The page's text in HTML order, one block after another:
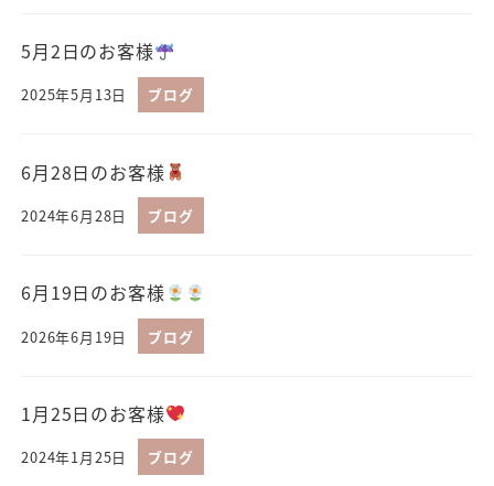
5月2日のお客様
2025年5月13日 ブログ
6月28日のお客様
2024年6月28日 ブログ
6月19日のお客様
2026年6月19日 ブログ
1月25日のお客様
2024年1月25日 ブログ